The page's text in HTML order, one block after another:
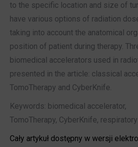
to the specific location and size of
have various options of radiation
taking into account the anatomical
position of patient during therapy.
biomedical accelerators used in
presented in the article: classical
TomoTherapy and CyberKnife.
Keywords: biomedical accelerator,
TomoTherapy, CyberKnife,
Cały artykuł dostępny w wersji